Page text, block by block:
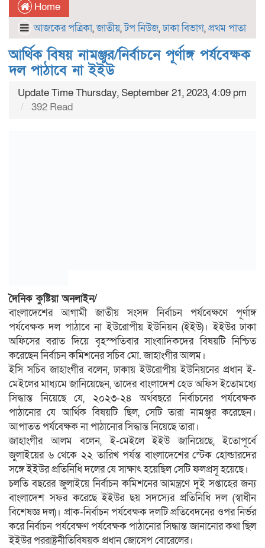
Home
আজকের পত্রিকা,জাতীয়,টপ নিউজ,ঢাকা বিভাগ,প্রথম পাতা
আর্থিক বিষয় নামঞ্জুর/নির্বাচনে পূর্ণাঙ্গ পর্যবেক্ষক
দল পাঠাবে না ইইউ
Update Time Thursday, September 21, 2023, 4:09 pm
392 Read
দৈনিক কুষ্টিয়া অনলাইন/
বাংলাদেশের আগামী জাতীয় সংসদ নির্বাচন পর্যবেক্ষণে পূর্ণাঙ্গ
পর্যবেক্ষক দল পাঠাবে না ইউরোপীয় ইউনিয়ন (ইইউ)। ইইউর ঢাকা
অফিসের বরাত দিয়ে বৃহস্পতিবার সাংবাদিকদের বিষয়টি নিশ্চিত
করেছেন নির্বাচন কমিশনের সচিব মো. জাহাংগীর আলম।
ইসি সচিব জাহাংগীর বলেন, ঢাকায় ইউরোপীয় ইউনিয়নের প্রধান ই-
মেইলের মাধ্যমে জানিয়েছেন, তাদের বাংলাদেশ হেড অফিস ইতোমধ্যে
সিদ্ধান্ত নিয়েছে যে, ২০২৩-২৪ অর্থবছরে নির্বাচনের পর্যবেক্ষক
পাঠানোর যে আর্থিক বিষয়টি ছিল, সেটি তারা নামঞ্জুর করেছেন।
আপাতত পর্যবেক্ষক না পাঠানোর সিদ্ধান্ত নিয়েছে তারা।
জাহাংগীর আলম বলেন, ই-মেইলে ইইউ জানিয়েছে, ইতোপূর্বে
জুলাইয়ের ৬ থেকে ২২ তারিখ পর্যন্ত বাংলাদেশের স্টেক হোল্ডারদের
সঙ্গে ইইউর প্রতিনিধি দলের যে সাক্ষাৎ হয়েছিল সেটি ফলপ্রসূ হয়েছে।
চলতি বছরের জুলাইয়ে নির্বাচন কমিশনের আমন্ত্রণে দুই সপ্তাহের জন্য
বাংলাদেশ সফর করেছে ইইউর ছয় সদস্যের প্রতিনিধি দল (স্বাধীন
বিশেষজ্ঞ দল)। প্রাক-নির্বাচন পর্যবেক্ষক দলটি প্রতিবেদনের ওপর নির্ভর
করে নির্বাচন পর্যবেক্ষণ পর্যবেক্ষক পাঠানোর সিদ্ধান্ত জানানোর কথা ছিল
ইইউর পররাষ্ট্রনীতিবিষয়ক প্রধান জোসেপ বোরেলের।